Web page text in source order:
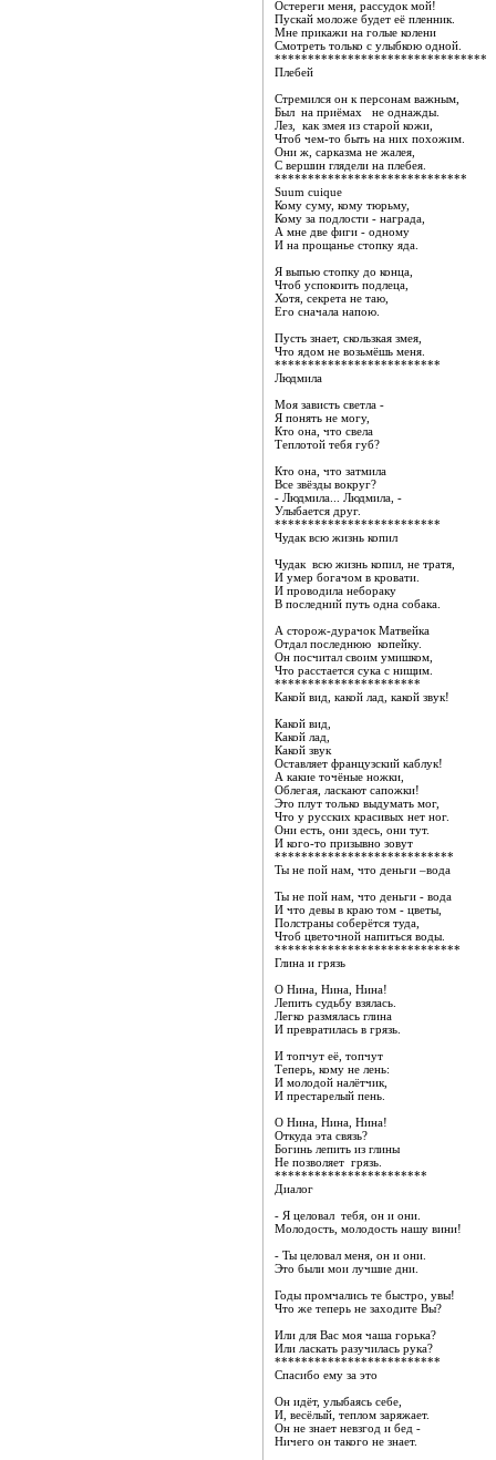
Остереги меня, рассудок мой!
Пускай моложе будет её пленник.
Мне прикажи на голые колени
Смотреть только с улыбкою одной.
********************************
Плебей
Стремился он к персонам важным,
Был на приёмах не однажды.
Лез, как змея из старой кожи,
Чтоб чем-то быть на них похожим.
Они ж, сарказма не жалея,
С вершин глядели на плебея.
*****************************
Suum cuique
Кому суму, кому тюрьму,
Кому за подлости - награда,
А мне две фиги - одному
И на прощанье стопку яда.
Я выпью стопку до конца,
Чтоб успокоить подлеца,
Хотя, секрета не таю,
Его сначала напою.
Пусть знает, скользкая змея,
Что ядом не возьмёшь меня.
*************************
Людмила
Моя зависть светла -
Я понять не могу,
Кто она, что свела
Теплотой тебя губ?
Кто она, что затмила
Все звёзды вокруг?
- Людмила... Людмила, -
Улыбается друг.
*************************
Чудак всю жизнь копил
Чудак всю жизнь копил, не тратя,
И умер богачом в кровати.
И проводила небораку
В последний путь одна собака.
А сторож-дурачок Матвейка
Отдал последнюю копейку.
Он посчитал своим умишком,
Что расстается сука с нищим.
**********************
Какой вид, какой лад, какой звук!
Какой вид,
Какой лад,
Какой звук
Оставляет французский каблук!
А какие точёные ножки,
Облегая, ласкают сапожки!
Это плут только выдумать мог,
Что у русских красивых нет ног.
Они есть, они здесь, они тут.
И кого-то призывно зовут
***************************
Ты не пой нам, что деньги –вода
Ты не пой нам, что деньги - вода
И что девы в краю том - цветы,
Полстраны соберётся туда,
Чтоб цветочной напиться воды.
****************************
Глина и грязь
О Нина, Нина, Нина!
Лепить судьбу взялась.
Легко размялась глина
И превратилась в грязь.
И топчут её, топчут
Теперь, кому не лень:
И молодой налётчик,
И престарелый пень.
О Нина, Нина, Нина!
Откуда эта связь?
Богинь лепить из глины
Не позволяет грязь.
***********************
Диалог
- Я целовал тебя, он и они.
Молодость, молодость нашу вини!
- Ты целовал меня, он и они.
Это были мои лучшие дни.
Годы промчались те быстро, увы!
Что же теперь не заходите Вы?
Или для Вас моя чаша горька?
Или ласкать разучилась рука?
*************************
Спасибо ему за это
Он идёт, улыбаясь себе,
И, весёлый, теплом заряжает.
Он не знает невзгод и бед -
Ничего он такого не знает.